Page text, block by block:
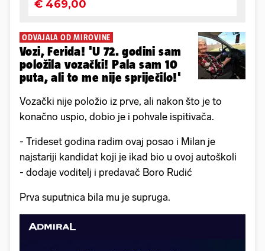
ODVAJALA OD MIROVINE
Vozi, Ferida! 'U 72. godini sam
položila vozački! Pala sam 10
puta, ali to me nije spriječilo!'
Vozački nije položio iz prve, ali nakon što je to
konačno uspio, dobio je i pohvale ispitivača.
- Trideset godina radim ovaj posao i Milan je
najstariji kandidat koji je ikad bio u ovoj autoškoli
- dodaje voditelj i predavač Boro Rudić
Prva suputnica bila mu je supruga.